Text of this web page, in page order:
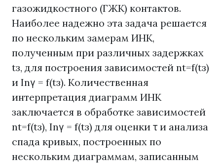
газожидкостного (ГЖК) контактов.
Наиболее надежно эта задача решается
по нескольким замерам ИНК,
полученным при различных задержках
tз, для построения зависимостей nt=f(tз)
и Inγ = f(tз). Количественная
интерпретация диаграмм ИНК
заключается в обработке зависимостей
nt=f(tз), Inγ = f(tз) для оценки τ и анализа
спада кривых, построенных по
нескольким диаграммам, записанным